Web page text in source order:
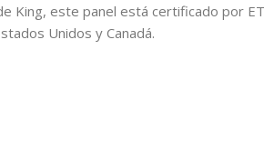
King, este panel está certificado por
Unidos y Canadá.